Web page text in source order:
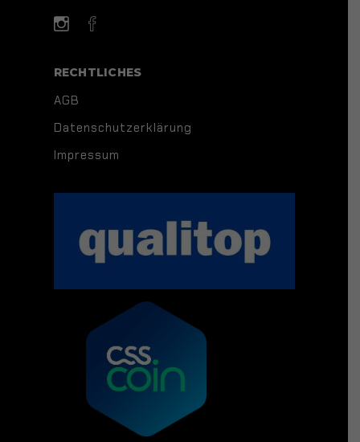
RECHTLICHES
AGB
Datenschutzerklärung
Impressum